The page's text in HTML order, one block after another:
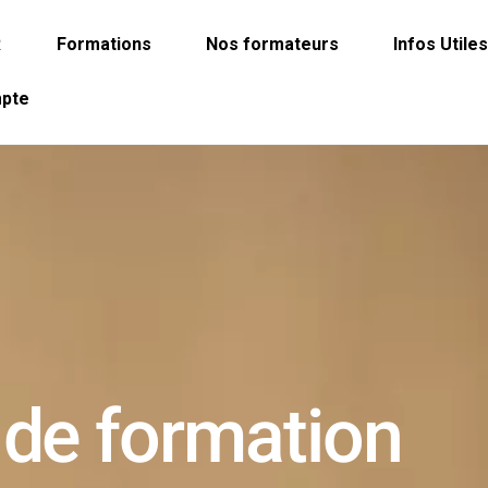
Formations Nos formateurs Infos Utiles
formation